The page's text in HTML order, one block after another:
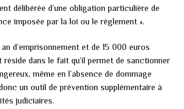
délibérée d’une obligation particulière de
imposée par la loi ou le règlement ».
d’emprisonnement et de 15 000 euros
réside dans le fait qu’il permet de sanctionner
même en l’absence de dommage
un outil de prévention supplémentaire à
judiciaires.